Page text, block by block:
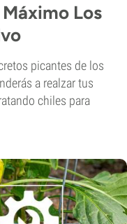
Los
picantes de los
a realzar tus
chiles para